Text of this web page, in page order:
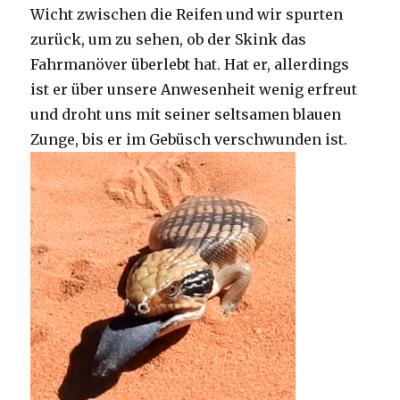
Wicht zwischen die Reifen und wir spurten
zurück, um zu sehen, ob der Skink das
Fahrmanöver überlebt hat. Hat er, allerdings
ist er über unsere Anwesenheit wenig erfreut
und droht uns mit seiner seltsamen blauen
Zunge, bis er im Gebüsch verschwunden ist.